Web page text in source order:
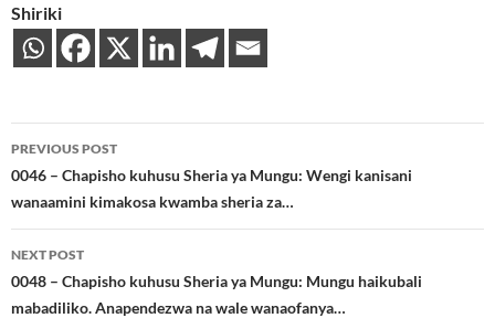
Shiriki
Post
navigation
PREVIOUS POST
0046 – Chapisho kuhusu Sheria ya Mungu: Wengi kanisani
wanaamini kimakosa kwamba sheria za…
NEXT POST
0048 – Chapisho kuhusu Sheria ya Mungu: Mungu haikubali
mabadiliko. Anapendezwa na wale wanaofanya…